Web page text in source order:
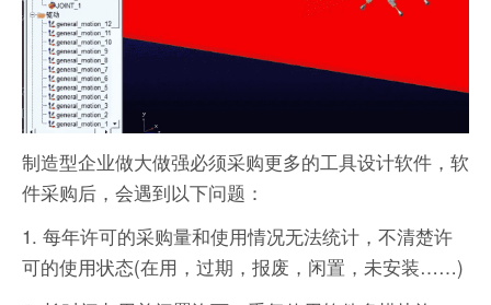
制造型企业做大做强必须采购更多的工具设计软件，软
件采购后，会遇到以下问题：
1. 每年许可的采购量和使用情况无法统计，不清楚许
可的使用状态(在用，过期，报废，闲置，未安装……)